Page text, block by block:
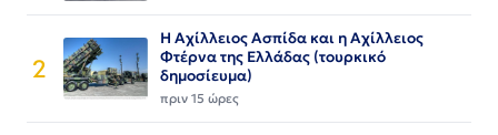
2
Η Αχίλλειος Ασπίδα και η Αχίλλειος
Φτέρνα της Ελλάδας (τουρκικό
δημοσίευμα)
πριν 15 ώρες